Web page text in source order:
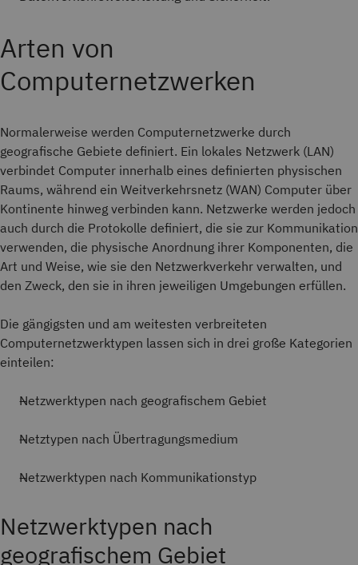
Arten von
Computernetzwerken
Normalerweise werden Computernetzwerke durch
geografische Gebiete definiert. Ein lokales Netzwerk (LAN)
verbindet Computer innerhalb eines definierten physischen
Raums, während ein Weitverkehrsnetz (WAN) Computer über
Kontinente hinweg verbinden kann. Netzwerke werden jedoch
auch durch die Protokolle definiert, die sie zur Kommunikation
verwenden, die physische Anordnung ihrer Komponenten, die
Art und Weise, wie sie den Netzwerkverkehr verwalten, und
den Zweck, den sie in ihren jeweiligen Umgebungen erfüllen.
Die gängigsten und am weitesten verbreiteten
Computernetzwerktypen lassen sich in drei große Kategorien
einteilen:
Netzwerktypen nach geografischem Gebiet
Netztypen nach Übertragungsmedium
Netzwerktypen nach Kommunikationstyp
Netzwerktypen nach
geografischem Gebiet